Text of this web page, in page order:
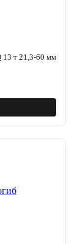
13 т 21,3-60 мм